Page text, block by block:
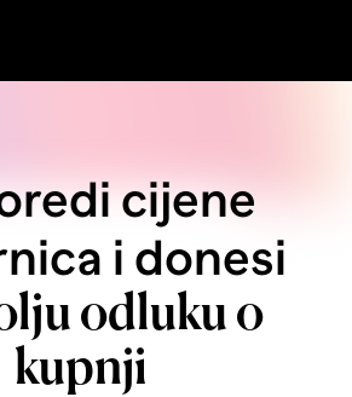
cijene
i donesi
odluku o
kupnji